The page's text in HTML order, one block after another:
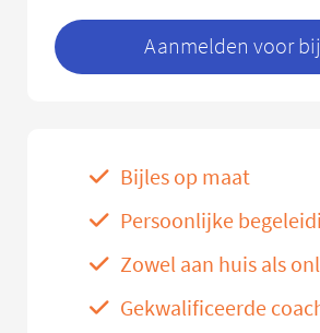
Aanmelden voor
Bijles op maat
Persoonlijke
Zowel aan huis als
Gekwalificeerde